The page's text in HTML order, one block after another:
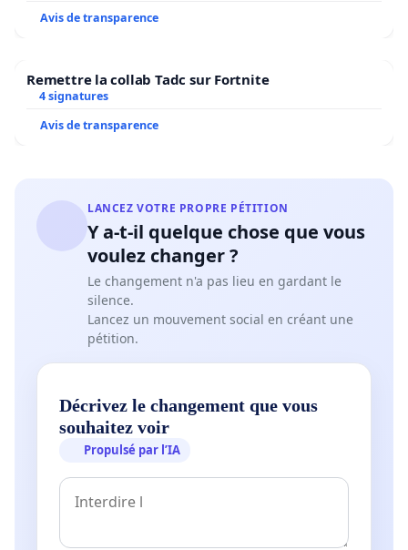
Avis de transparence
Remettre la collab Tadc sur Fortnite
4 signatures
Avis de transparence
LANCEZ VOTRE PROPRE PÉTITION
Y a-t-il quelque chose que vous
voulez changer ?
Le changement n'a pas lieu en gardant le
silence.
Lancez un mouvement social en créant une
pétition.
Décrivez le changement que vous
souhaitez voir
Propulsé par l’IA